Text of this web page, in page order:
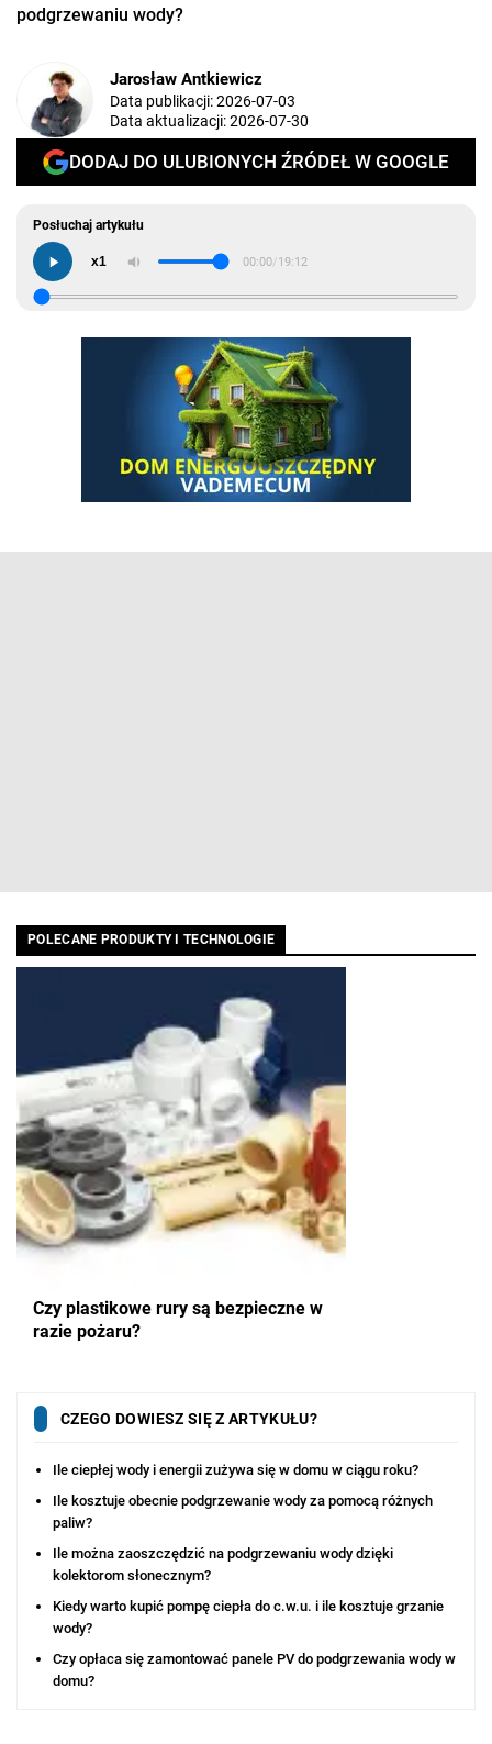
podgrzewaniu wody?
Jarosław Antkiewicz
Data publikacji:2026-07-03
Data aktualizacji:2026-07-30
DODAJ DO ULUBIONYCH ŹRÓDEŁ W GOOGLE
Posłuchaj artykułu
x1 00:00/19:12
POLECANE PRODUKTY I TECHNOLOGIE
Czy plastikowe rury są bezpieczne w
razie pożaru?
CZEGO DOWIESZ SIĘ Z ARTYKUŁU?
Ile ciepłej wody i energii zużywa się w domu w ciągu roku?
Ile kosztuje obecnie podgrzewanie wody za pomocą różnych
paliw?
Ile można zaoszczędzić na podgrzewaniu wody dzięki
kolektorom słonecznym?
Kiedy warto kupić pompę ciepła do c.w.u. i ile kosztuje grzanie
wody?
Czy opłaca się zamontować panele PV do podgrzewania wody w
domu?